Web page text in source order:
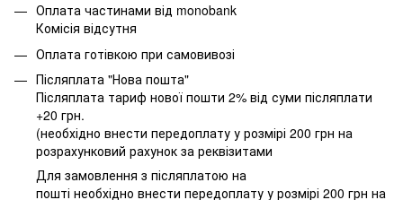
Оплата частинами від monobank
Комісія відсутня
Оплата готівкою при самовивозі
Післяплата "Нова пошта"
Післяплата тариф нової пошти 2% від суми післяплати
+20 грн.
(необхідно внести передоплату у розмірі 200 грн на
розрахунковий рахунок за реквізитами
Для замовлення з післяплатою на
пошті необхідно внести передоплату у розмірі 200 грн на